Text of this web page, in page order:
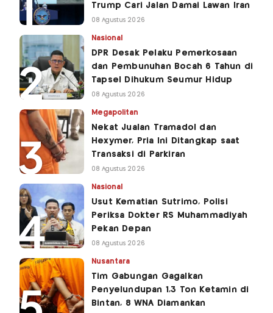
Trump Cari Jalan Damai Lawan Iran
08 Agustus 2026
Nasional
DPR Desak Pelaku Pemerkosaan
dan Pembunuhan Bocah 6 Tahun di
Tapsel Dihukum Seumur Hidup
08 Agustus 2026
Megapolitan
Nekat Jualan Tramadol dan
Hexymer, Pria Ini Ditangkap saat
Transaksi di Parkiran
08 Agustus 2026
Nasional
Usut Kematian Sutrimo, Polisi
Periksa Dokter RS Muhammadiyah
Pekan Depan
08 Agustus 2026
Nusantara
Tim Gabungan Gagalkan
Penyelundupan 1,3 Ton Ketamin di
Bintan, 8 WNA Diamankan